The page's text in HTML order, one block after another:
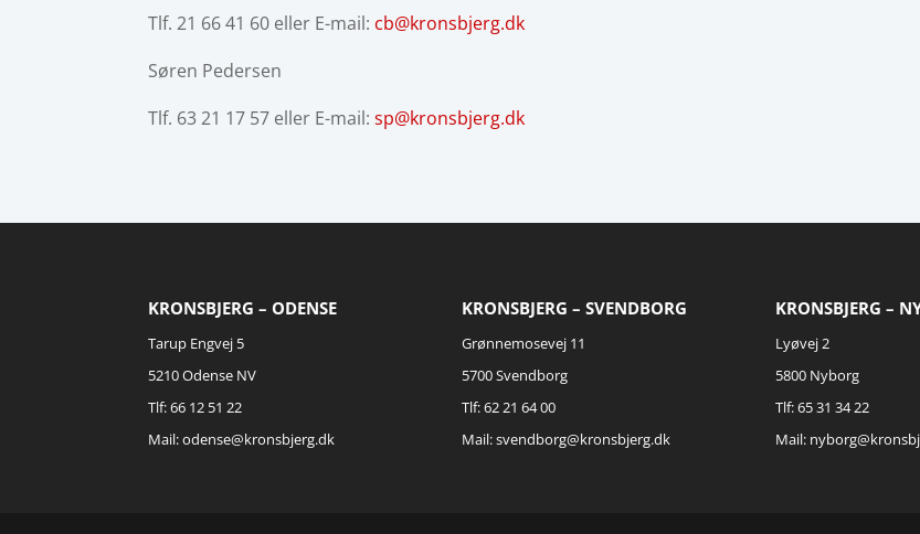
Tlf. 21 66 41 60 eller E-mail: cb@kronsbjerg.dk
Søren Pedersen
Tlf. 63 21 17 57 eller E-mail:sp@kronsbjerg.dk
KRONSBJERG – ODENSE
Tarup Engvej 5
5210 Odense NV
Tlf: 66 12 51 22
Mail:odense@kronsbjerg.dk
KRONSBJERG – SVENDBORG
Grønnemosevej 11
5700 Svendborg
Tlf: 62 21 64 00
Mail:svendborg@kronsbjerg.dk
KRONSBJERG –
Lyøvej 2
5800 Nyborg
Tlf: 65 31 34 22
Mail: